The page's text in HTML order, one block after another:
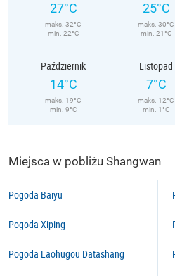
27°C
maks. 32°C
min. 22°C
25°C
maks. 30°C
min. 21°C
Październik
14°C
maks. 19°C
min. 9°C
Listopad
7°C
maks. 12°C
min. 1°C
Miejsca w pobliżu Shangwan
Pogoda Baiyu
Pogoda Xiping
Pogoda Laohugou Datashang